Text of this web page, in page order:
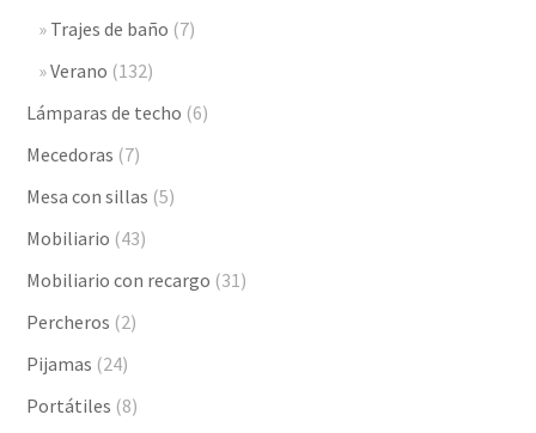
Trajes de baño (7)
Verano (132)
Lámparas de techo (6)
Mecedoras (7)
Mesa con sillas (5)
Mobiliario (43)
Mobiliario con recargo (31)
Percheros (2)
Pijamas (24)
Portátiles (8)